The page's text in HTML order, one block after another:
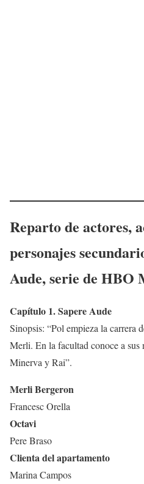
Reparto de actores,
personajes
Aude, serie de HBO
Capítulo 1. Sapere Aude
Sinopsis: “Pol empieza la carrera
Merli. En la facultad conoce a
Minerva y Rai”.
Merli Bergeron
Francesc Orella
Octavi
Pere Braso
Clienta del apartamento
Marina Campos